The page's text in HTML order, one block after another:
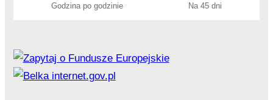
Godzina po godzinie Na 45 dni